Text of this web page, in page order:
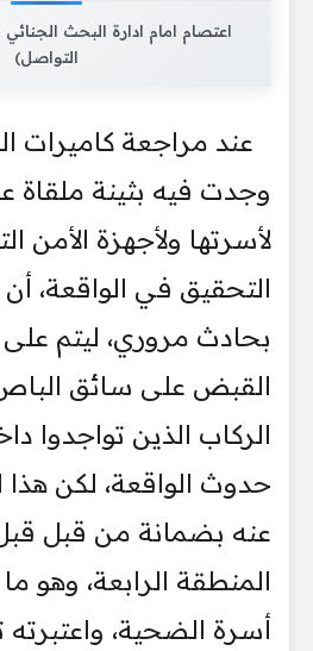
اعتصام امام ادارة البحث
التواصل)
عند مراجعة كاميرات
وجدت فيه بثينة ملقاة
لأسرتها ولأجهزة الأمن
التحقيق في الواقعة،
بحادث مروري، ليتم على
القبض على سائق
الركاب الذين تواجدوا
حدوث الواقعة، لكن هذا
عنه بضمانة من قبل
المنطقة الرابعة، وهو
أسرة الضحية، واعتبرته